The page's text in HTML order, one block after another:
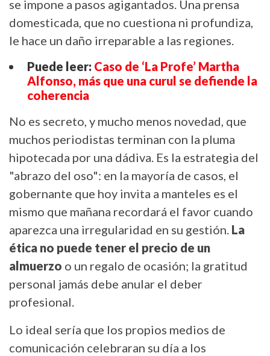
se impone a pasos agigantados. Una prensa
domesticada, que no cuestiona ni profundiza,
le hace un daño irreparable a las regiones.
Puede leer: Caso de ‘La Profe’ Martha
Alfonso, más que una curul se defiende la
coherencia
No es secreto, y mucho menos novedad, que
muchos periodistas terminan con la pluma
hipotecada por una dádiva. Es la estrategia del
"abrazo del oso": en la mayoría de casos, el
gobernante que hoy invita a manteles es el
mismo que mañana recordará el favor cuando
aparezca una irregularidad en su gestión. La
ética no puede tener el precio de un
almuerzo o un regalo de ocasión; la gratitud
personal jamás debe anular el deber
profesional.
Lo ideal sería que los propios medios de
comunicación celebraran su día a los